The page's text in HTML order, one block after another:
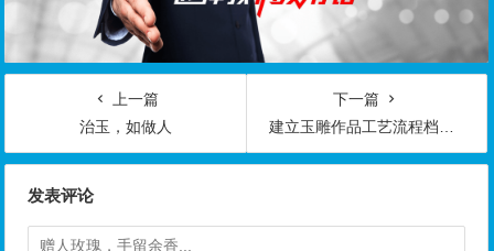
上一篇
治玉，如做人
下一篇
建立玉雕作品工艺流程档案的方法及重要性
发表评论